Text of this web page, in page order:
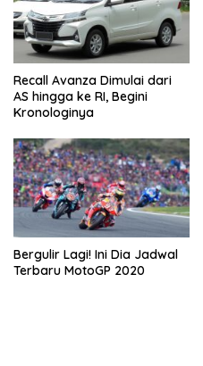
Recall Avanza Dimulai dari
AS hingga ke RI, Begini
Kronologinya
Bergulir Lagi! Ini Dia Jadwal
Terbaru MotoGP 2020